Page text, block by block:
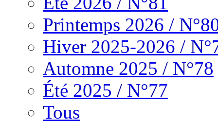
Printemps 2026 /
Hiver 2025-2026 /
Automne 2025 / N°78
Été 2025 / N°77
Tous